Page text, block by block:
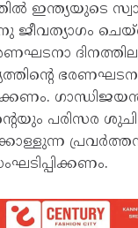
ഇന്ത്യയുടെ
ജീവത്യാഗം
പരിസര